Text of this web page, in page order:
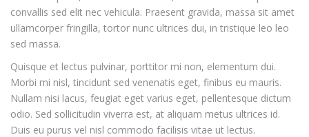
convallis sed elit nec vehicula. Praesent gravida, massa sit amet
ullamcorper fringilla, tortor nunc ultrices dui, in tristique leo leo
sed massa.
Quisque et lectus pulvinar, porttitor mi non, elementum dui.
Morbi mi nisl, tincidunt sed venenatis eget, finibus eu mauris.
Nullam nisi lacus, feugiat eget varius eget, pellentesque dictum
odio. Sed sollicitudin viverra est, at aliquam metus ultrices id.
Duis eu purus vel nisl commodo facilisis vitae ut lectus.